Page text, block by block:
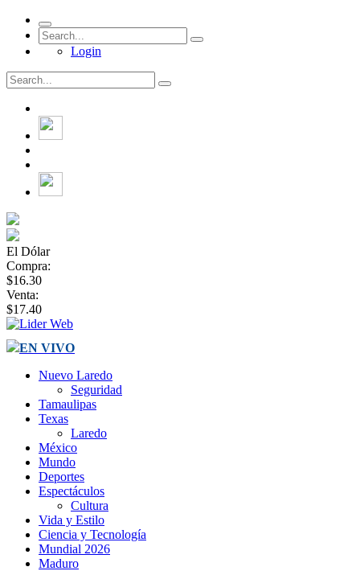
Login
El Dólar
Compra:
$16.30
Venta:
$17.40
EN VIVO
Nuevo Laredo
Seguridad
Tamaulipas
Texas
Laredo
México
Mundo
Deportes
Espectáculos
Cultura
Vida y Estilo
Ciencia y Tecnología
Mundial 2026
Maduro